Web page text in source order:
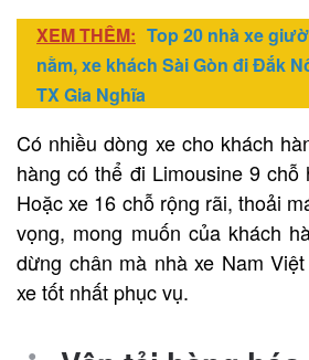
XEM THÊM: Top 20 nhà xe
nằm, xe khách Sài Gòn đi Đắk
TX Gia Nghĩa
Có nhiều dòng xe cho khách
hàng có thể đi Limousine 9 chỗ
Hoặc xe 16 chỗ rộng rãi, thoải
vọng, mong muốn của khách
dừng chân mà nhà xe Nam
xe tốt nhất phục vụ.